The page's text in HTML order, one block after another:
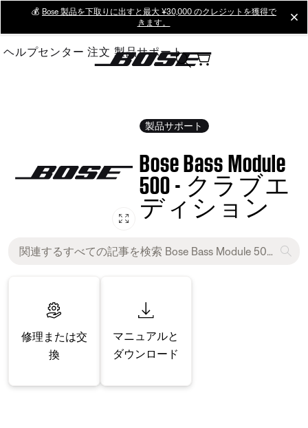
Main
💰 Bose 製品を下取りに出すと最大 ¥30,000 のクレジットを獲得で
きます。
ヘルプセンター 注文 製品サポート
製品サポート
Bose Bass Module
500 - クラブエ
ディション
修理または交
換
マニュアルと
ダウンロード